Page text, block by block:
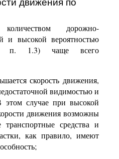
дорожно-
и высокой вероятностью
п. 1.3) чаще всего
скорость движения,
видимостью и
этом случае при высокой
движения возможны
средства и
как правило, имеют